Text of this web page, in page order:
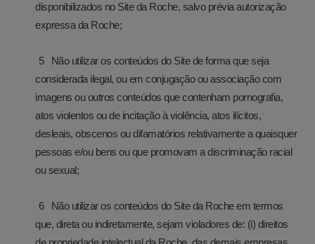
disponibilizados no Site da Roche, salvo prévia autorização
expressa da Roche;
Não utilizar os conteúdos do Site de forma que seja
considerada ilegal, ou em conjugação ou associação com
imagens ou outros conteúdos que contenham pornografia,
atos violentos ou de incitação à violência, atos ilícitos,
desleais, obscenos ou difamatórios relativamente a quaisquer
pessoas e/ou bens ou que promovam a discriminação racial
ou sexual;
Não utilizar os conteúdos do Site da Roche em termos
que, direta ou indiretamente, sejam violadores de: (i) direitos